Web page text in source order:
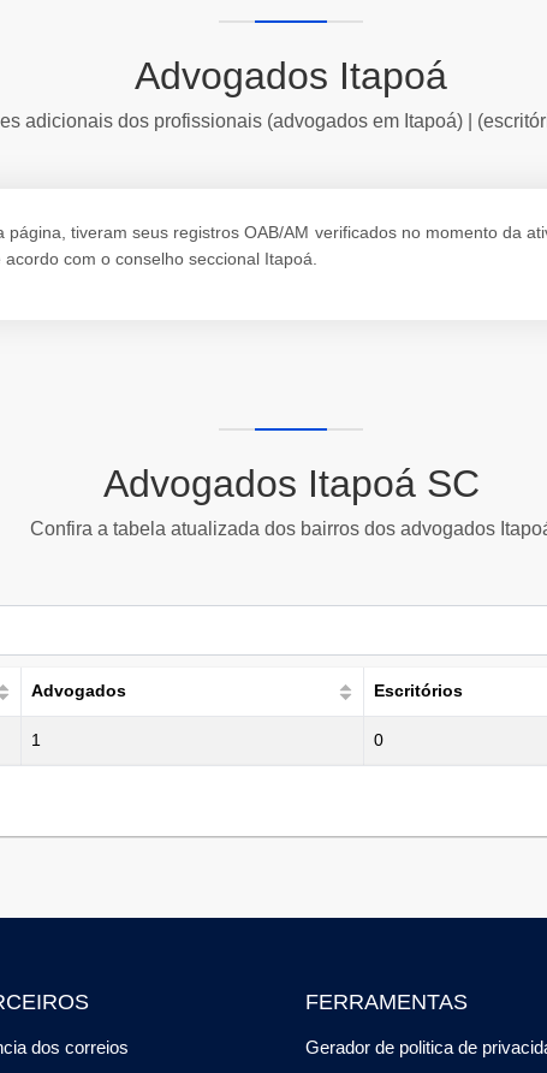
Advogados Itapoá
adicionais dos profissionais (advogados em Itapoá) |
tiveram seus registros OAB/AM verificados no momento da
com o conselho seccional Itapoá.
Advogados Itapoá SC
Confira a tabela atualizada dos bairros dos advogados
Advogados Escritórios
1 0
dos correios
FERRAMENTAS
Gerador de politica de